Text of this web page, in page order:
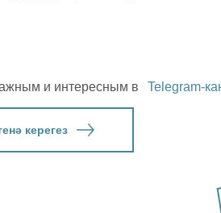
и интересным в Telegram-
керегез